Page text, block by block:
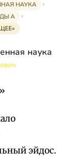
НАУКА
А
наука
эйдос.